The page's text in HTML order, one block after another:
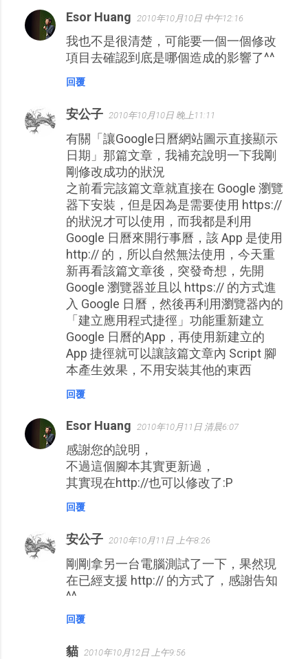
Esor Huang 2010年10月10日 中午12:16
我也不是很清楚，可能要一個一個修改
項目去確認到底是哪個造成的影響了^^
回覆
安公子 2010年10月10日 晚上11:11
有關「讓Google日曆網站圖示直接顯示
日期」那篇文章，我補充說明一下我剛
剛修改成功的狀況
之前看完該篇文章就直接在 Google 瀏覽
器下安裝，但是因為是需要使用 https://
的狀況才可以使用，而我都是利用
Google 日曆來開行事曆，該 App 是使用
http:// 的，所以自然無法使用，今天重
新再看該篇文章後，突發奇想，先開
Google 瀏覽器並且以 https:// 的方式進
入 Google 日曆，然後再利用瀏覽器內的
「建立應用程式捷徑」功能重新建立
Google 日曆的App，再使用新建立的
App 捷徑就可以讓該篇文章內 Script 腳
本產生效果，不用安裝其他的東西
回覆
Esor Huang 2010年10月11日 清晨6:07
感謝您的說明，
不過這個腳本其實更新過，
其實現在http://也可以修改了:P
回覆
安公子 2010年10月11日 上午8:26
剛剛拿另一台電腦測試了一下，果然現
在已經支援 http:// 的方式了，感謝告知
^^
回覆
貓 2010年10月12日 上午9:56